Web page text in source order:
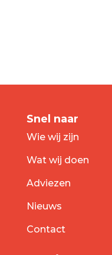
Snel naar
Wie wij zijn
Wat wij doen
Adviezen
Nieuws
Contact